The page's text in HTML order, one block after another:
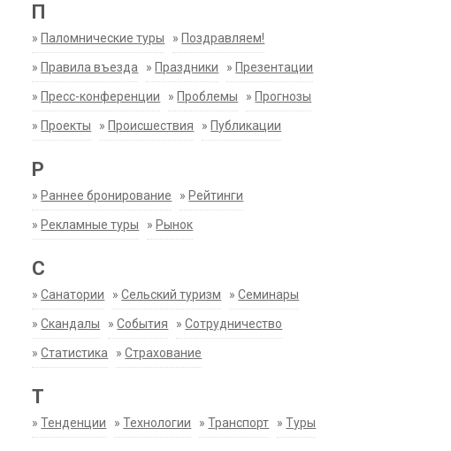
П
» Паломнические туры » Поздравляем!
» Правила въезда » Праздники » Презентации
» Пресс-конференции » Проблемы » Прогнозы
» Проекты » Происшествия » Публикации
Р
» Раннее бронирование » Рейтинги
» Рекламные туры » Рынок
С
»Санатории »Сельский туризм »Семинары
»Скандалы »События »Сотрудничество
»Статистика »Страхование
Т
»Тенденции »Технологии »Транспорт »Туры